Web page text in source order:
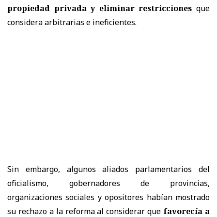
propiedad privada y eliminar restricciones que
considera arbitrarias e ineficientes.
Sin embargo, algunos aliados parlamentarios del
oficialismo, gobernadores de provincias,
organizaciones sociales y opositores habían mostrado
su rechazo a la reforma al considerar que favorecía a